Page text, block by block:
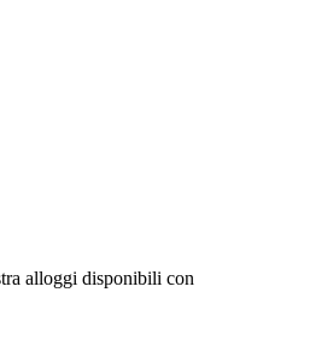
alloggi disponibili con